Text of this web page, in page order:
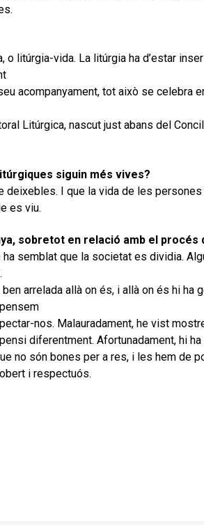
litúrgia-vida. La litúrgia ha d’estar
acompanyament, tot això se celebra
Litúrgica, nascut just abans del
siguin més vives?
I que la vida de les
es viu.
sobretot en relació amb el procés
semblat que la societat es dividia.
arrelada allà on és, i allà on és hi ha
nos. Malauradament, he vist
diferentment. Afortunadament, hi
no són bones per a res, i les hem de
i respectuós.